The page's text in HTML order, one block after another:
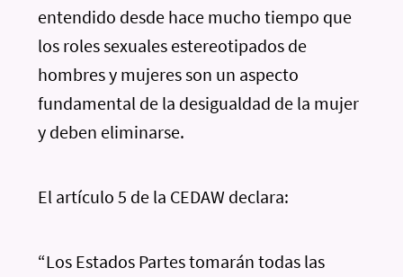
entendido desde hace mucho tiempo que
los roles sexuales estereotipados de
hombres y mujeres son un aspecto
fundamental de la desigualdad de la mujer
y deben eliminarse.
El artículo 5 de la CEDAW declara:
“Los Estados Partes tomarán todas las